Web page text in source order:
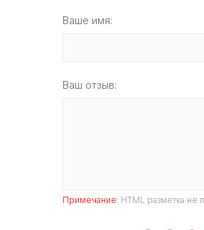
Ваше имя:
Ваш отзыв:
Примечание: HTML разметка не